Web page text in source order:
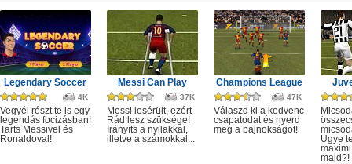
Legendary Soccer
4K
Vegyél részt te is egy
legendás focizásban!
Tarts Messivel és
Ronaldoval!
Messi Can Play
37K
Messi lesérült, ezért
Rád lesz szüksége!
Irányíts a nyilakkal,
illetve a számokkal...
Champions League
47K
Válaszd ki a kedvenc
csapatodat és nyerd
meg a bajnokságot!
Ugye
majd?!